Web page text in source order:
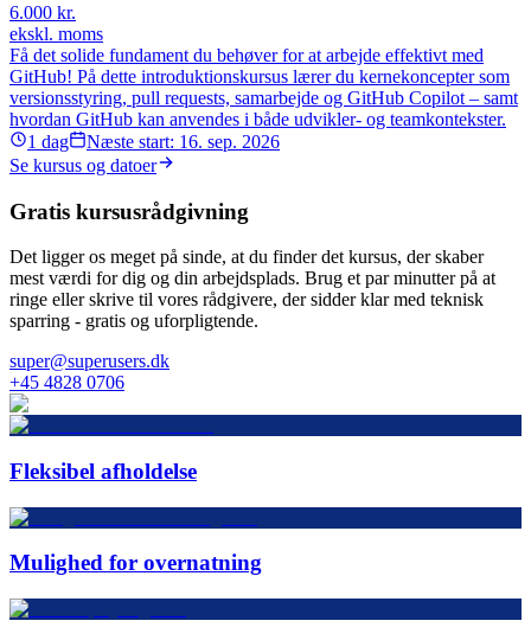
6.000 kr.
ekskl. moms
Få det solide fundament du behøver for at arbejde effektivt med
GitHub! På dette introduktionskursus lærer du kernekoncepter som
versionsstyring, pull requests, samarbejde og GitHub Copilot – samt
hvordan GitHub kan anvendes i både udvikler- og teamkontekster.
1 dag Næste start: 16. sep. 2026
Se kursus og datoer
Gratis kursusrådgivning
Det ligger os meget på sinde, at du finder det kursus, der skaber
mest værdi for dig og din arbejdsplads. Brug et par minutter på at
ringe eller skrive til vores rådgivere, der sidder klar med teknisk
sparring - gratis og uforpligtende.
super@superusers.dk
+45 4828 0706
Fleksibel afholdelse
Mulighed for overnatning